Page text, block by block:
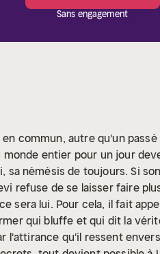
Sans engagement
commun, autre qu'un
entier pour un jour
sa némésis de toujours. Si
refuse de se laisser faire
sera lui. Pour cela, il fait
qui bluffe et qui dit la
l'attirance qu'il ressent